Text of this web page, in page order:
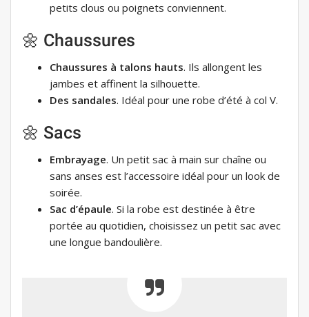
petits clous ou poignets conviennent.
🌼 Chaussures
Chaussures à talons hauts. Ils allongent les
jambes et affinent la silhouette.
Des sandales. Idéal pour une robe d’été à col V.
🌼 Sacs
Embrayage. Un petit sac à main sur chaîne ou
sans anses est l’accessoire idéal pour un look de
soirée.
Sac d’épaule. Si la robe est destinée à être
portée au quotidien, choisissez un petit sac avec
une longue bandoulière.